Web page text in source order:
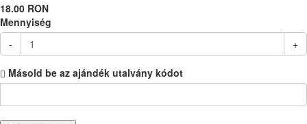
18.00 RON
Mennyiség
-
+
Másold be az ajándék utalvány kódot